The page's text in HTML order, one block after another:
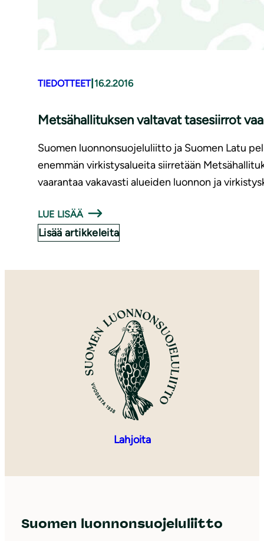
TIEDOTTEET| 16.2.2016
Met­sä­hal­li­tuk­sen valtavat tasesiirrot
Suomen luonnonsuojeluliitto ja Suomen Latu
enemmän virkistysalueita siirretään
vaarantaa vakavasti alueiden luonnon ja
LUE LISÄÄ
Lisää artikkeleita
Lahjoita
Suomen luonnonsuojeluliitto